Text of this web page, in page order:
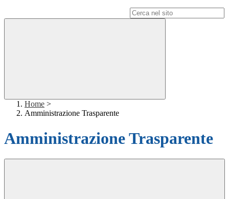
Home >
Amministrazione Trasparente
Amministrazione Trasparente